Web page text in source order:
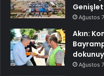
Ağustos
Akın:
Ağustos